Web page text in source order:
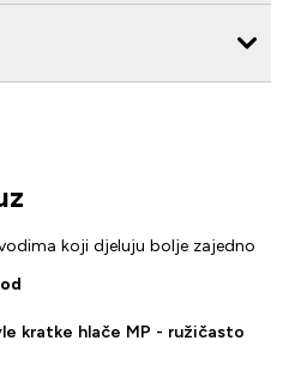
koji djeluju bolje zajedno
kratke hlače MP - ružičasto